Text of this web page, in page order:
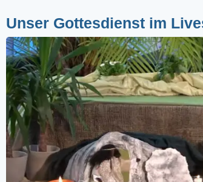
Unser Gottesdienst im